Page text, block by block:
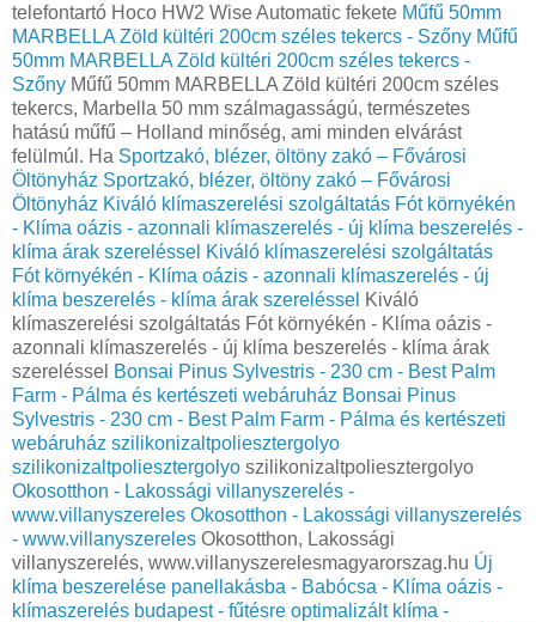
telefontartó Hoco HW2 Wise Automatic fekete Műfű 50mm
MARBELLA Zöld kültéri 200cm széles tekercs - Szőny Műfű
50mm MARBELLA Zöld kültéri 200cm széles tekercs -
Szőny Műfű 50mm MARBELLA Zöld kültéri 200cm széles
tekercs, Marbella 50 mm szálmagasságú, természetes
hatású műfű – Holland minőség, ami minden elvárást
felülmúl. Ha Sportzakó, blézer, öltöny zakó – Fővárosi
Öltönyház Sportzakó, blézer, öltöny zakó – Fővárosi
Öltönyház Kiváló klímaszerelési szolgáltatás Fót környékén
- Klíma oázis - azonnali klímaszerelés - új klíma beszerelés -
klíma árak szereléssel Kiváló klímaszerelési szolgáltatás
Fót környékén - Klíma oázis - azonnali klímaszerelés - új
klíma beszerelés - klíma árak szereléssel Kiváló
klímaszerelési szolgáltatás Fót környékén - Klíma oázis -
azonnali klímaszerelés - új klíma beszerelés - klíma árak
szereléssel Bonsai Pinus Sylvestris - 230 cm - Best Palm
Farm - Pálma és kertészeti webáruház Bonsai Pinus
Sylvestris - 230 cm - Best Palm Farm - Pálma és kertészeti
webáruház szilikonizaltpoliesztergolyo
szilikonizaltpoliesztergolyo szilikonizaltpoliesztergolyo
Okosotthon - Lakossági villanyszerelés -
www.villanyszereles Okosotthon - Lakossági villanyszerelés
- www.villanyszereles Okosotthon, Lakossági
villanyszerelés, www.villanyszerelesmagyarorszag.hu Új
klíma beszerelése panellakásba - Babócsa - Klíma oázis -
klímaszerelés budapest - fűtésre optimalizált klíma -